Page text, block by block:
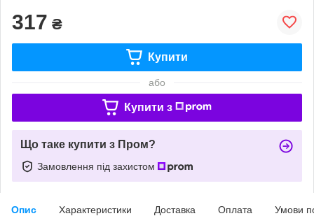
317 ₴
Купити
або
Купити з
Що таке купити з Пром?
Замовлення під захистом
Опис Характеристики Доставка Оплата Умови